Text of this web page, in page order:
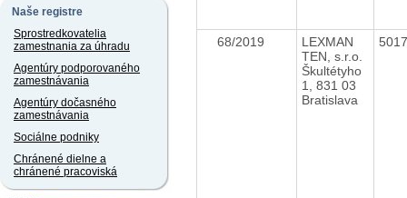
Naše registre
Sprostredkovatelia
zamestnania za úhradu
Agentúry podporovaného
zamestnávania
Agentúry dočasného
zamestnávania
Sociálne podniky
Chránené dielne a
chránené pracoviská
68/2019
LEXMAN
TEN, s.r.o.
Škultétyho
1, 831 03
Bratislava